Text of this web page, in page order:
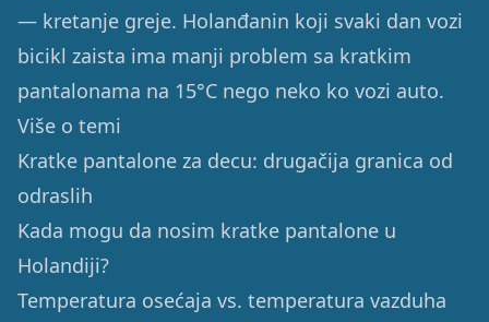
— kretanje greje. Holanđanin koji svaki dan vozi
bicikl zaista ima manji problem sa kratkim
pantalonama na 15°C nego neko ko vozi auto.
Više o temi
Kratke pantalone za decu: drugačija granica od
odraslih
Kada mogu da nosim kratke pantalone u
Holandiji?
Temperatura osećaja vs. temperatura vazduha